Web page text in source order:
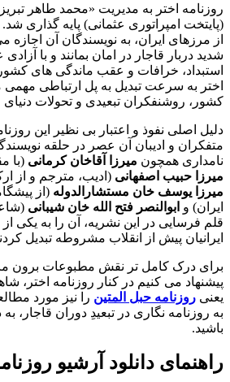
روزنامه اختر به مدیریت «محمد طاهر
(پایتخت امپراتوری عثمانی) پایه گذاری
از مرزهای ایران، به نویسندگان آن اجازه
شدید دربار قاجار در امان بمانند و با
استبداد، خرافات و عقب ماندگی های کشور
اختر به سرعت تبدیل به پل ارتباطی مهمی
کشور، روشنفکران تبعیدی و تحولات
دلیل اصلی نفوذ و اعتبار بی نظیر این
متفکران و ادیبان آن عصر در حلقه
نامداری همچون میرزا آقاخان کرمانی (با
میرزا حبیب اصفهانی (ادیب، مترجم و از
میرزا یوسف خان مستشارالدوله (از
ایران) و ابوالنصر فتح الله خان شیبانی
قلم فرسایی در این نشریه، آن را به یکی
ایرانیان پیش از انقلاب مشروطه تبدیل
برای درک کامل تر نقش مطبوعات برون
پیشنهاد می کنیم در کنار روزنامه اختر،
یعنی روزنامه حبل المتین را نیز مورد
به روزنامه نگاری در تبعیدِ دوران قاجار،
باشید.
راهنمای دانلود آرشیو